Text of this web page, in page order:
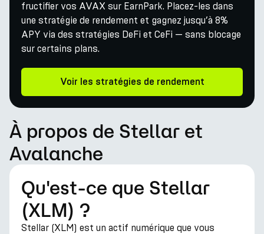
fructifier vos AVAX sur EarnPark. Placez-les dans
une stratégie de rendement et gagnez jusqu’à 8%
APY via des stratégies DeFi et CeFi — sans blocage
sur certains plans.
Voir les stratégies de rendement
À propos de Stellar et
Avalanche
Qu'est-ce que Stellar
(XLM) ?
Stellar (XLM) est un actif numérique que vous